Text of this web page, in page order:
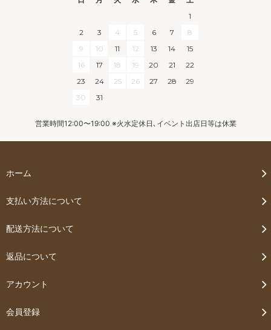
1
2
3 4 5 6 7
8
9
10 11 12 13 14
15
16
17 18 19 20 21
22
23
24 25 26 27 28
29
30
31
営業時間12:00〜19:00 ※火水定休日､イベント出店日等は休業
ホーム
支払い方法について
配送方法について
返品について
アカウント
会員登録